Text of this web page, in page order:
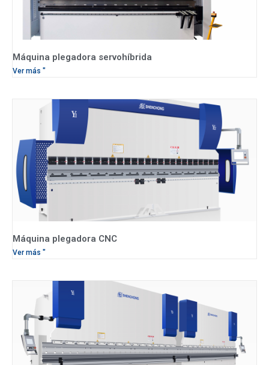
Máquina plegadora servohíbrida
Ver más "
Máquina plegadora CNC
Ver más "